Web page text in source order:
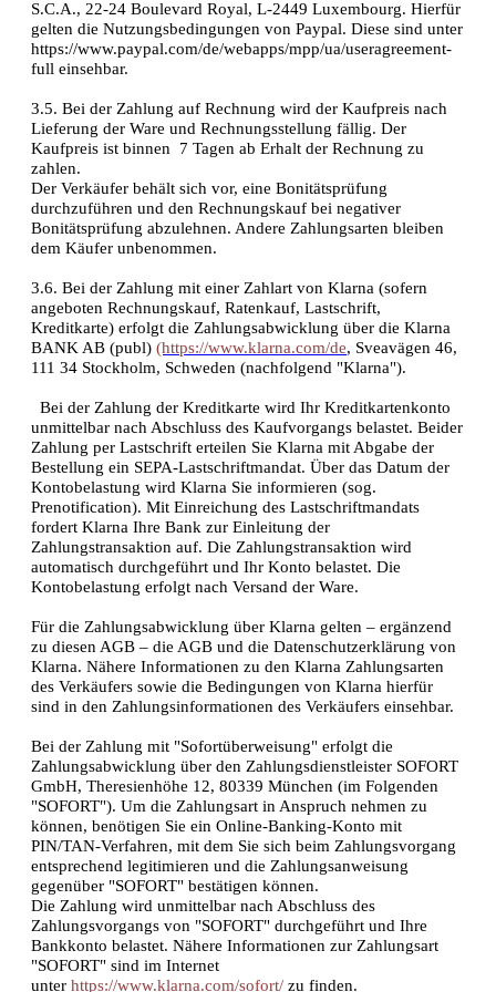
S.C.A., 22-24 Boulevard Royal, L-2449 Luxembourg. Hierfür
gelten die Nutzungsbedingungen von Paypal. Diese sind unter
https://www.paypal.com/de/webapps/mpp/ua/useragreement-
full einsehbar.
3.5. Bei der Zahlung auf Rechnung wird der Kaufpreis nach
Lieferung der Ware und Rechnungsstellung fällig. Der
Kaufpreis ist binnen 7 Tagen ab Erhalt der Rechnung zu
zahlen.
Der Verkäufer behält sich vor, eine Bonitätsprüfung
durchzuführen und den Rechnungskauf bei negativer
Bonitätsprüfung abzulehnen. Andere Zahlungsarten bleiben
dem Käufer unbenommen.
3.6. Bei der Zahlung mit einer Zahlart von Klarna (sofern
angeboten Rechnungskauf, Ratenkauf, Lastschrift,
Kreditkarte) erfolgt die Zahlungsabwicklung über die Klarna
BANK AB (publ) (https://www.klarna.com/de, Sveavägen 46,
111 34 Stockholm, Schweden (nachfolgend "Klarna").
Bei der Zahlung der Kreditkarte wird Ihr Kreditkartenkonto
unmittelbar nach Abschluss des Kaufvorgangs belastet. Beider
Zahlung per Lastschrift erteilen Sie Klarna mit Abgabe der
Bestellung ein SEPA-Lastschriftmandat. Über das Datum der
Kontobelastung wird Klarna Sie informieren (sog.
Prenotification). Mit Einreichung des Lastschriftmandats
fordert Klarna Ihre Bank zur Einleitung der
Zahlungstransaktion auf. Die Zahlungstransaktion wird
automatisch durchgeführt und Ihr Konto belastet. Die
Kontobelastung erfolgt nach Versand der Ware.
Für die Zahlungsabwicklung über Klarna gelten – ergänzend
zu diesen AGB – die AGB und die Datenschutzerklärung von
Klarna. Nähere Informationen zu den Klarna Zahlungsarten
des Verkäufers sowie die Bedingungen von Klarna hierfür
sind in den Zahlungsinformationen des Verkäufers einsehbar.
Bei der Zahlung mit "Sofortüberweisung" erfolgt die
Zahlungsabwicklung über den Zahlungsdienstleister SOFORT
GmbH, Theresienhöhe 12, 80339 München (im Folgenden
"SOFORT"). Um die Zahlungsart in Anspruch nehmen zu
können, benötigen Sie ein Online-Banking-Konto mit
PIN/TAN-Verfahren, mit dem Sie sich beim Zahlungsvorgang
entsprechend legitimieren und die Zahlungsanweisung
gegenüber "SOFORT" bestätigen können.
Die Zahlung wird unmittelbar nach Abschluss des
Zahlungsvorgangs von "SOFORT" durchgeführt und Ihre
Bankkonto belastet. Nähere Informationen zur Zahlungsart
"SOFORT" sind im Internet
unter https://www.klarna.com/sofort/ zu finden.